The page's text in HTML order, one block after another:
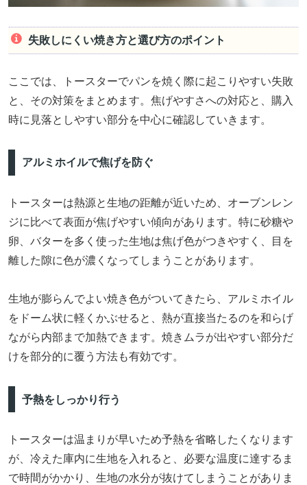
失敗しにくい焼き方と選び方のポイント
ここでは、トースターでパンを焼く際に起こりやすい失敗
と、その対策をまとめます。焦げやすさへの対応と、購入
時に見落としやすい部分を中心に確認していきます。
アルミホイルで焦げを防ぐ
トースターは熱源と生地の距離が近いため、オーブンレン
ジに比べて表面が焦げやすい傾向があります。特に砂糖や
卵、バターを多く使った生地は焦げ色がつきやすく、目を
離した隙に色が濃くなってしまうことがあります。
生地が膨らんでよい焼き色がついてきたら、アルミホイル
をドーム状に軽くかぶせると、熱が直接当たるのを和らげ
ながら内部まで加熱できます。焼きムラが出やすい部分だ
けを部分的に覆う方法も有効です。
予熱をしっかり行う
トースターは温まりが早いため予熱を省略したくなります
が、冷えた庫内に生地を入れると、必要な温度に達するま
で時間がかかり、生地の水分が抜けてしまうことがありま